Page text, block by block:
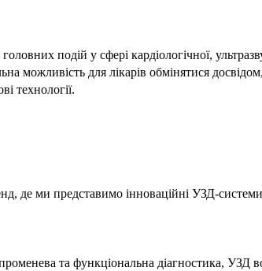
подій у сфері кардіологічної,
можливість для лікарів обмінятися
технології.
де ми представимо інноваційні УЗД-
та функціональна діагностика, УЗД